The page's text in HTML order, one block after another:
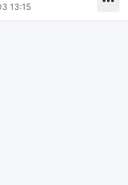
13:15